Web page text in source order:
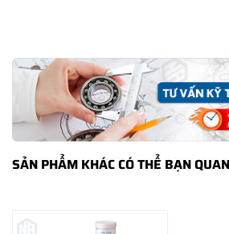
SẢN PHẨM KHÁC CÓ THỂ BẠN